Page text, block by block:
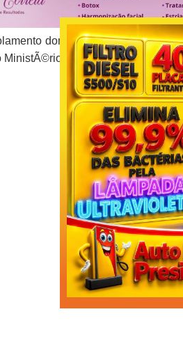
domiciliar sendo
MinistÃ©rio da SaÃºde.